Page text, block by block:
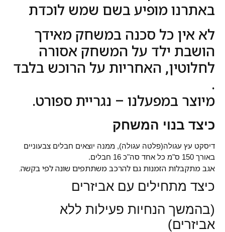
באתרנו מופיע בשם שמש לוכדת
לא אין כל סכנה במשחק מאידך
הושבת ילד על המשחק אסורה
לחלוטין, האחריות על הרוכש בלבד
.
מיוצר במפעלנו – נגריית ספורט.
כיצד בנוי המשחק
דיסקט עץ עגולה(פלטה עגולה), ממנה יוצאים חבלים צבעוניים
באורך 150 ס"מ כל אחד סה"כ 16 חבלים.
אגב מתקבלות הזמנות גם להרכב משתתפים שונה לפי בקשה.
כיצד מתחילים עם אביזרים
(בהמשך הנחיות פעילות ללא
אביזרים)